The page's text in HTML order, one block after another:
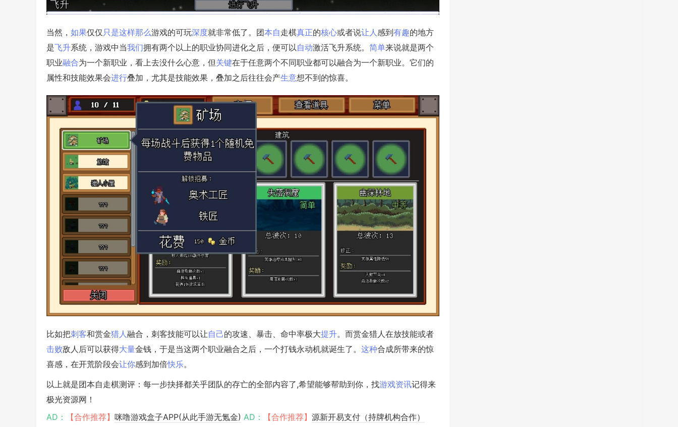
当然， 如果仅仅 只是这样那么游戏的可玩深度就非常低了。团本自走棋真正的核心或者说让人感到有趣的地方
是飞升系统，游戏中当我们拥有两个以上的职业协同进化之后，便可以自动激活飞升系统。 简单来说就是两个
职业融合为一个新职业，看上去没什么心意，但关键在于任意两个不同职业都可以融合为一个新职业。它们的
属性和技能效果会进行叠加，尤其是技能效果，叠加之后往往会产生意想不到的惊喜。
比如把刺客和赏金猎人 融合，刺客技能可以让自己的攻速、暴击、命中率极大提升。而赏金猎人在放技能或者
击败敌人后可以获得大量金钱，于是当这两个职业融合之后，一个打钱永动机就诞生了。 这种合成所带来的惊
喜感，在开荒阶段会让你感到加倍快乐。
以上就是团本自走棋测评：每一步抉择都关乎团队的存亡的全部内容了,希望能够帮助到你，找游戏资讯记得来
极光资源网！
AD：
【合作推荐】 咪噜游戏盒子APP(从此手游无氪金) AD： 【合作推荐】 源新开易支付（持牌机构合作）